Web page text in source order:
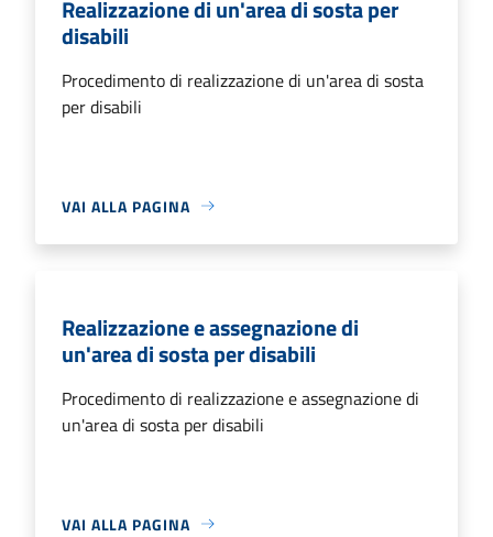
Realizzazione di un'area di sosta per
disabili
Procedimento di realizzazione di un'area di sosta
per disabili
VAI ALLA PAGINA
Realizzazione e assegnazione di
un'area di sosta per disabili
Procedimento di realizzazione e assegnazione di
un'area di sosta per disabili
VAI ALLA PAGINA